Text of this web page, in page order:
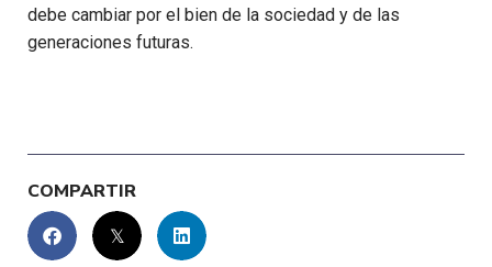
debe cambiar por el bien de la sociedad y de las
generaciones futuras.
COMPARTIR